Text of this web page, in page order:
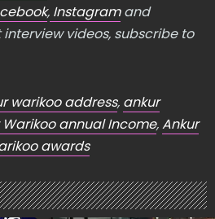
, Instagramand
interview videos, subscribe to
warikoo address, ankur
Warikoo annual Income,Ankur
awards